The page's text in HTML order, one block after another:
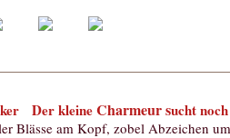
Der kleine Charmeur sucht
Blässe am Kopf, zobel Abzeichen